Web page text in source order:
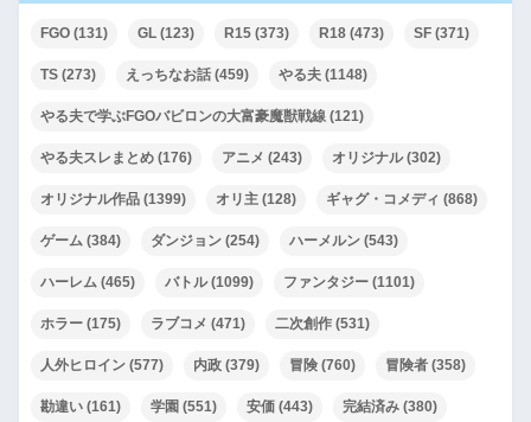
FGO (131) GL (123) R15 (373) R18 (473) SF (371)
TS (273) えっちなお話 (459) やる夫 (1148)
やる夫で学ぶFGOバビロンの大富豪魔獣戦線 (121)
やる夫スレまとめ (176) アニメ (243) オリジナル(302)
オリジナル作品 (1399) オリ主 (128) ギャグ・コメディ (868)
ゲーム (384) ダンジョン (254) ハーメルン (543)
ハーレム (465) バトル(1099) ファンタジー (1101)
ホラー (175) ラブコメ (471) 二次創作 (531)
人外ヒロイン (577) 内政 (379) 冒険 (760) 冒険者 (358)
勘違い (161) 学園 (551) 安価 (443) 完結済み (380)